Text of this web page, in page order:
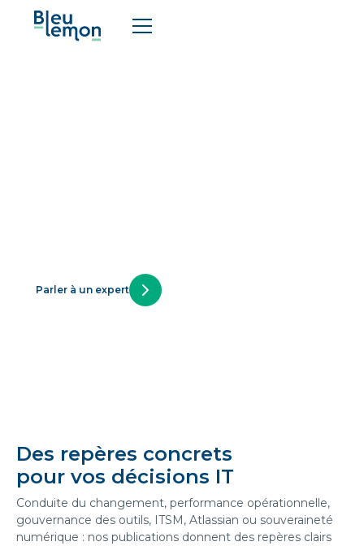
Parler à un expert
Des repères concrets
pour vos décisions IT
Conduite du changement, performance opérationnelle,
gouvernance des outils, ITSM, Atlassian ou souveraineté
numérique : nos publications donnent des repères clairs